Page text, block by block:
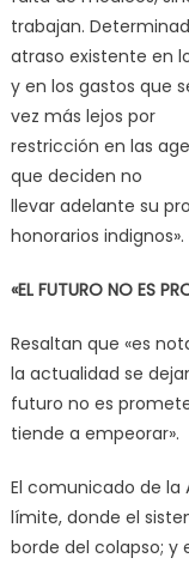
trabajan.
atraso existente en
y en los gastos que
vez más lejos por
restricción en las
que deciden no
llevar adelante su
honorarios
«EL FUTURO NO ES
Resaltan que «es
la actualidad se
futuro no es
tiende a empeorar».
El comunicado de la
límite, donde el
borde del colapso; y